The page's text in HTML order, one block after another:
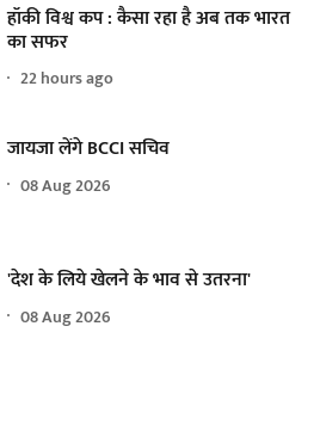
हॉकी विश्व कप : कैसा रहा है अब तक भारत
का सफर
22 hours ago
जायजा लेंगे BCCI सचिव
08 Aug 2026
'देश के लिये खेलने के भाव से उतरना'
08 Aug 2026